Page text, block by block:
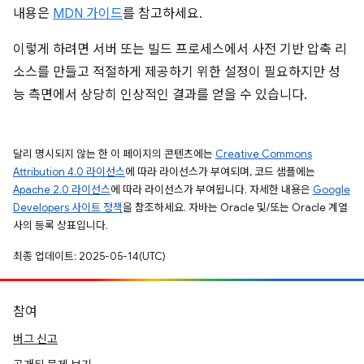
내용은 MDN 가이드를 참고하세요.
이렇게 하려면 서버 또는 빌드 프로세스에서 사전 기반 압축 리
소스를 만들고 적절하게 제공하기 위한 설정이 필요하지만 성
능 측면에서 상당히 인상적인 결과를 얻을 수 있습니다.
달리 명시되지 않는 한 이 페이지의 콘텐츠에는 Creative Commons
Attribution 4.0 라이선스에 따라 라이선스가 부여되며, 코드 샘플에는
Apache 2.0 라이선스에 따라 라이선스가 부여됩니다. 자세한 내용은 Google
Developers 사이트 정책을 참조하세요. 자바는 Oracle 및/또는 Oracle 계열
사의 등록 상표입니다.
최종 업데이트: 2025-05-14(UTC)
참여
버그 신고